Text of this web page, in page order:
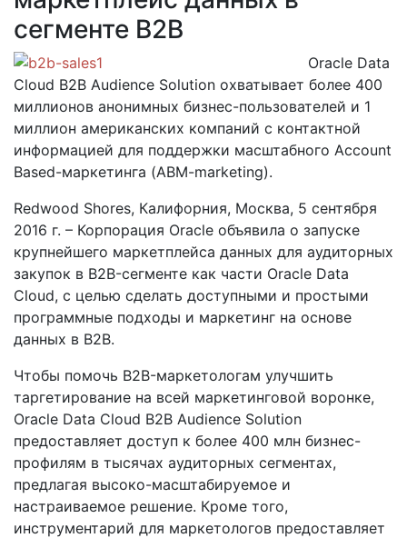
сегменте B2B
08.09.2016
Oracle Data
Cloud B2B Audience Solution охватывает более 400
миллионов анонимных бизнес-пользователей и 1
миллион американских компаний с контактной
информацией для поддержки масштабного Account
Based-маркетинга (ABM-marketing).
Redwood Shores, Калифорния, Москва, 5 сентября
2016 г. – Корпорация Oracle объявила о запуске
крупнейшего маркетплейса данных для аудиторных
закупок в B2B-сегменте как части Oracle Data
Cloud, с целью сделать доступными и простыми
программные подходы и маркетинг на основе
данных в B2B.
Чтобы помочь B2B-маркетологам улучшить
таргетирование на всей маркетинговой воронке,
Oracle Data Cloud B2B Audience Solution
предоставляет доступ к более 400 млн бизнес-
профилям в тысячах аудиторных сегментах,
предлагая высоко-масштабируемое и
настраиваемое решение. Кроме того,
инструментарий для маркетологов предоставляет